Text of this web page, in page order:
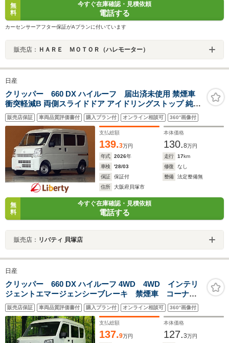
無
料
今すぐ在庫確認・見積依頼
電話する
カーセンサーアフター保証がAプランに付いています
販売店： ＨＡＲＥ ＭＯＴＯＲ（ハレモーター）
日産
クリッパー 660 DX ハイルーフ 届出済未使用 禁煙車
衝突軽減B 両側スライドドア アイドリングストップ 純正
ラジオデッキ 障害物センサー ヘッドライトレベライザー
販売店保証 車両品質評価書付 購入プラン付 オンライン相談可 360°画像付
支払総額
139.3万円
本体価格
130.8万円
年式
2026年 走行 17km
車検
'28/03 修復
なし
保証
保証付 整備
法定整備無
住所
大阪府貝塚市
無
料
今すぐ在庫確認・見積依頼
電話する
販売店： リバティ 貝塚店
日産
クリッパー 660 DX ハイルーフ 4WD 4WD インテリ
ジェントエマージェンシーブレーキ 禁煙車 コーナー
センサー アイドリングストップ オートハイビーム
車線逸脱警報 オートライト 横滑り防止装置
販売店保証 車両品質評価書付 購入プラン付 オンライン相談可 360°画像付
支払総額
137.9万円
本体価格
127.3万円